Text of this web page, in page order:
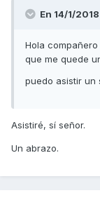
En 14/1/
Hola
que me quede
puedo asistir un
Asistiré, sí señor.
Un abrazo.